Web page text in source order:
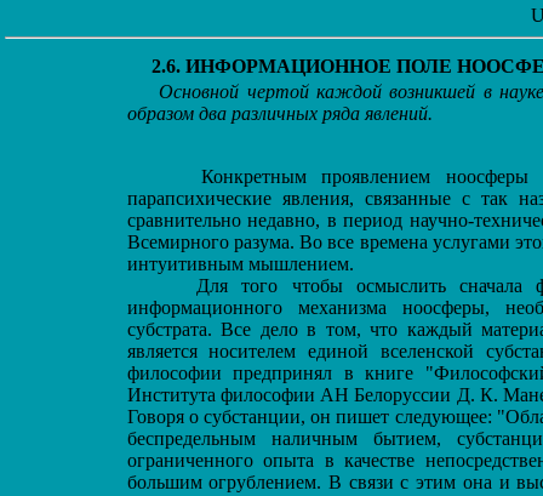
2.6. ИНФОРМАЦИОННОЕ ПОЛЕ
Основной чертой каждой возникшей в
образом два различных ряда явлений.
Конкретным проявлением ноосферы
парапсихические явления, связанные с так
сравнительно недавно, в период научно-
Всемирного разума. Во все времена услугами
интуитивным мышлением.
Для того чтобы осмыслить сначала
информационного механизма ноосферы,
субстрата. Все дело в том, что каждый
является носителем единой вселенской
философии предпринял в книге
Института философии АН Белоруссии Д. К.
Говоря о субстанции, он пишет следующее:
беспредельным наличным бытием,
ограниченного опыта в качестве
большим огрублением. В связи с этим она и